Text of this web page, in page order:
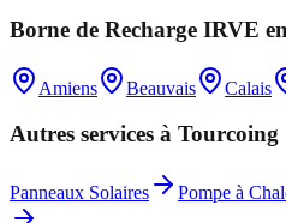
Borne de Recharge IRVE en
Amiens Beauvais Calais
Autres services à Tourcoing
Panneaux Solaires Pompe à